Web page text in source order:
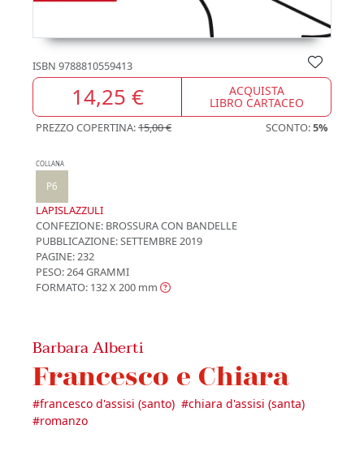
ISBN 9788810559413
14,25 € ACQUISTA
LIBRO CARTACEO
PREZZO COPERTINA:15,00 € SCONTO:5%
COLLANA
P6
LAPISLAZZULI
CONFEZIONE: BROSSURA CON BANDELLE
PUBBLICAZIONE:SETTEMBRE 2019
PAGINE: 232
PESO: 264 GRAMMI
FORMATO: 132 X 200 mm
Barbara Alberti
Francesco e Chiara
#francesco d'assisi (santo) #chiara d'assisi (santa)
#romanzo